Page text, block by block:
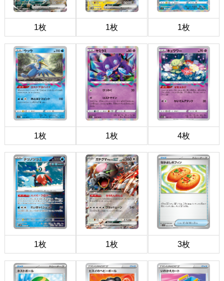
1枚 1枚 1枚
1枚 1枚 4枚
1枚 1枚 3枚